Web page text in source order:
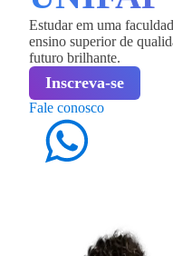
Estudar em uma
ensino superior de
futuro brilhante.
Inscreva-se
Fale conosco